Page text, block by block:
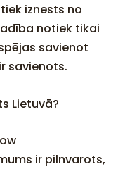
iznests no
notiek tikai
savienot
savienots.
Lietuvā?
ir pilnvarots,